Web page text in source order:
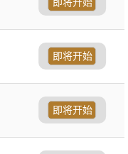
即将开始
即将开始
即将开始